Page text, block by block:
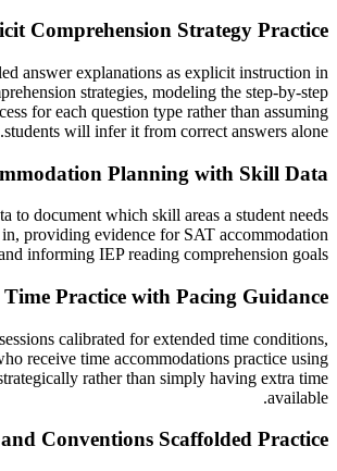
Comprehension Strategy Practice
answer explanations as explicit instruction in
strategies, modeling the step-by-step
for each question type rather than assuming
students will infer it from correct answers alone.
Planning with Skill Data
to document which skill areas a student needs
providing evidence for SAT accommodation
informing IEP reading comprehension goals.
Practice with Pacing Guidance
calibrated for extended time conditions,
receive time accommodations practice using
rather than simply having extra time
available.
Conventions Scaffolded Practice